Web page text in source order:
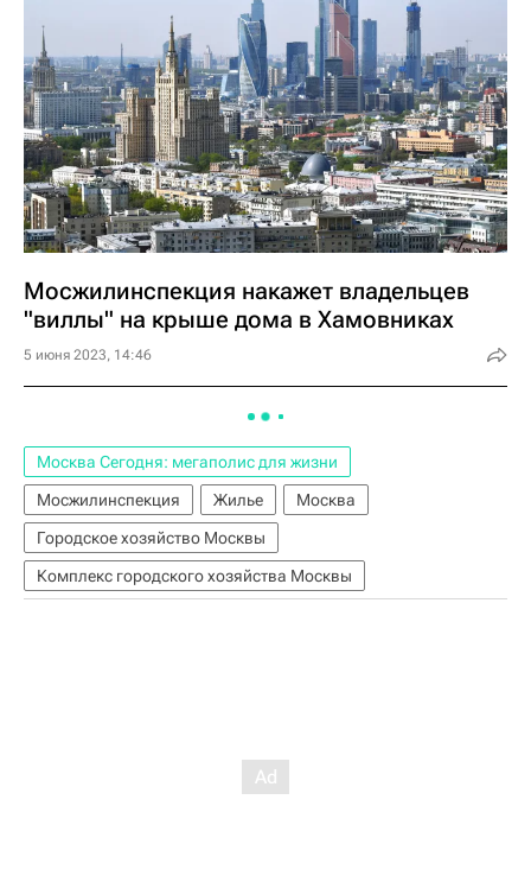
Мосжилинспекция накажет владельцев
"виллы" на крыше дома в Хамовниках
5 июня 2023, 14:46
Москва Сегодня: мегаполис для жизни
Мосжилинспекция
Жилье
Москва
Городское хозяйство Москвы
Комплекс городского хозяйства Москвы